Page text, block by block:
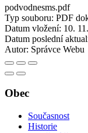
podvodnesms.pdf
Typ souboru: PDF
Datum vložení: 10.
Datum poslední
Autor: Správce Webu
Obec
Současnost
Historie